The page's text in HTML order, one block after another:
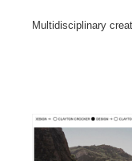
Multidisciplinary